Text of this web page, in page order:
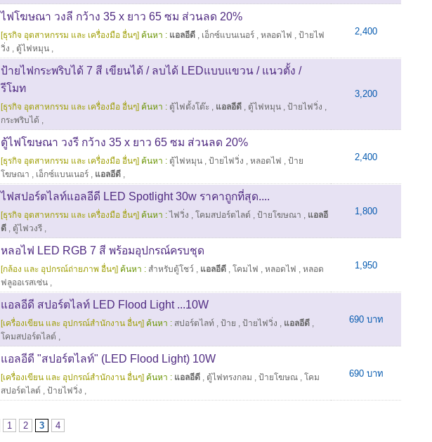
ไฟโฆษณา วงลี กว้าง 35 x ยาว 65 ซม ส่วนลด 20%
[ธุรกิจ อุตสาหกรรม และ เครื่องมือ อื่นๆ] ค้นหา : แอลอีดี , เอ็กซ์แบนเนอร์ , หลอดไฟ , ป้ายไฟ
วิ่ง , ตู้ไฟหมุน ,
2,400
ป้ายไฟกระพริบได้ 7 สี เขียนได้ / ลบได้ LEDแบบแขวน / แนวตั้ง /
รีโมท
[ธุรกิจ อุตสาหกรรม และ เครื่องมือ อื่นๆ] ค้นหา : ตู้ไฟตั้งโต๊ะ , แอลอีดี , ตู้ไฟหมุน , ป้ายไฟวิ่ง ,
กระพริบได้ ,
3,200
ตู้ไฟโฆษณา วงรี กว้าง 35 x ยาว 65 ซม ส่วนลด 20%
[ธุรกิจ อุตสาหกรรม และ เครื่องมือ อื่นๆ] ค้นหา : ตู้ไฟหมุน , ป้ายไฟวิ่ง , หลอดไฟ , ป้าย
โฆษณา , เอ็กซ์แบนเนอร์ , แอลอีดี ,
2,400
ไฟสปอร์ตไลท์แอลอีดี LED Spotlight 30w ราคาถูกที่สุด....
[ธุรกิจ อุตสาหกรรม และ เครื่องมือ อื่นๆ] ค้นหา : ไฟวิ่ง , โคมสปอร์ตไลต์ , ป้ายโฆษณา , แอลอี
ดี , ตู้ไฟวงรี ,
1,800
หลอไฟ LED RGB 7 สี พร้อมอุปกรณ์ครบชุด
[กล้อง และ อุปกรณ์ถ่ายภาพ อื่นๆ] ค้นหา : สำหรับตู้โชว์ , แอลอีดี , โคมไฟ , หลอดไฟ , หลอด
ฟลูออเรสเซ่น ,
1,950
แอลอีดี สปอร์ตไลท์ LED Flood Light ...10W
[เครื่องเขียน และ อุปกรณ์สำนักงาน อื่นๆ] ค้นหา : สปอร์ตไลท์ , ป้าย , ป้ายไฟวิ่ง , แอลอีดี ,
โคมสปอร์ตไลต์ ,
690 บาท
แอลอีดี "สปอร์ตไลท์" (LED Flood Light) 10W
[เครื่องเขียน และ อุปกรณ์สำนักงาน อื่นๆ] ค้นหา : แอลอีดี , ตู้ไฟทรงกลม , ป้ายโฆษณ , โคม
สปอร์ตไลต์ , ป้ายไฟวิ่ง ,
690 บาท
1 2 3 4